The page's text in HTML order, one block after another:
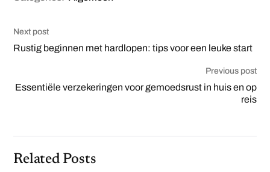
Next post
Rustig beginnen met hardlopen: tips voor een leuke start
Previous post
Essentiële verzekeringen voor gemoedsrust in huis en op
reis
Related Posts